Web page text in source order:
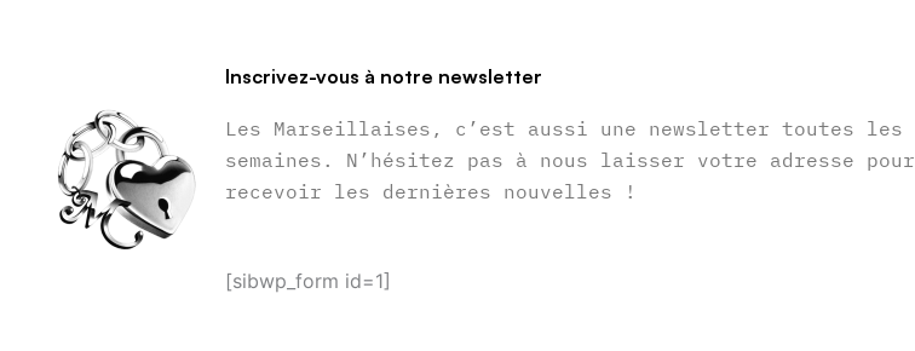
Inscrivez-vous à notre newsletter
Les Marseillaises, c’est aussi une newsletter toutes les
semaines. N’hésitez pas à nous laisser votre adresse pour
recevoir les dernières nouvelles !
[sibwp_form id=1]